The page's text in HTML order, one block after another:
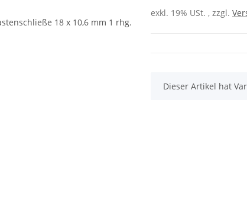
exkl. 19% USt. , zzgl.
x
Dieser Artikel hat